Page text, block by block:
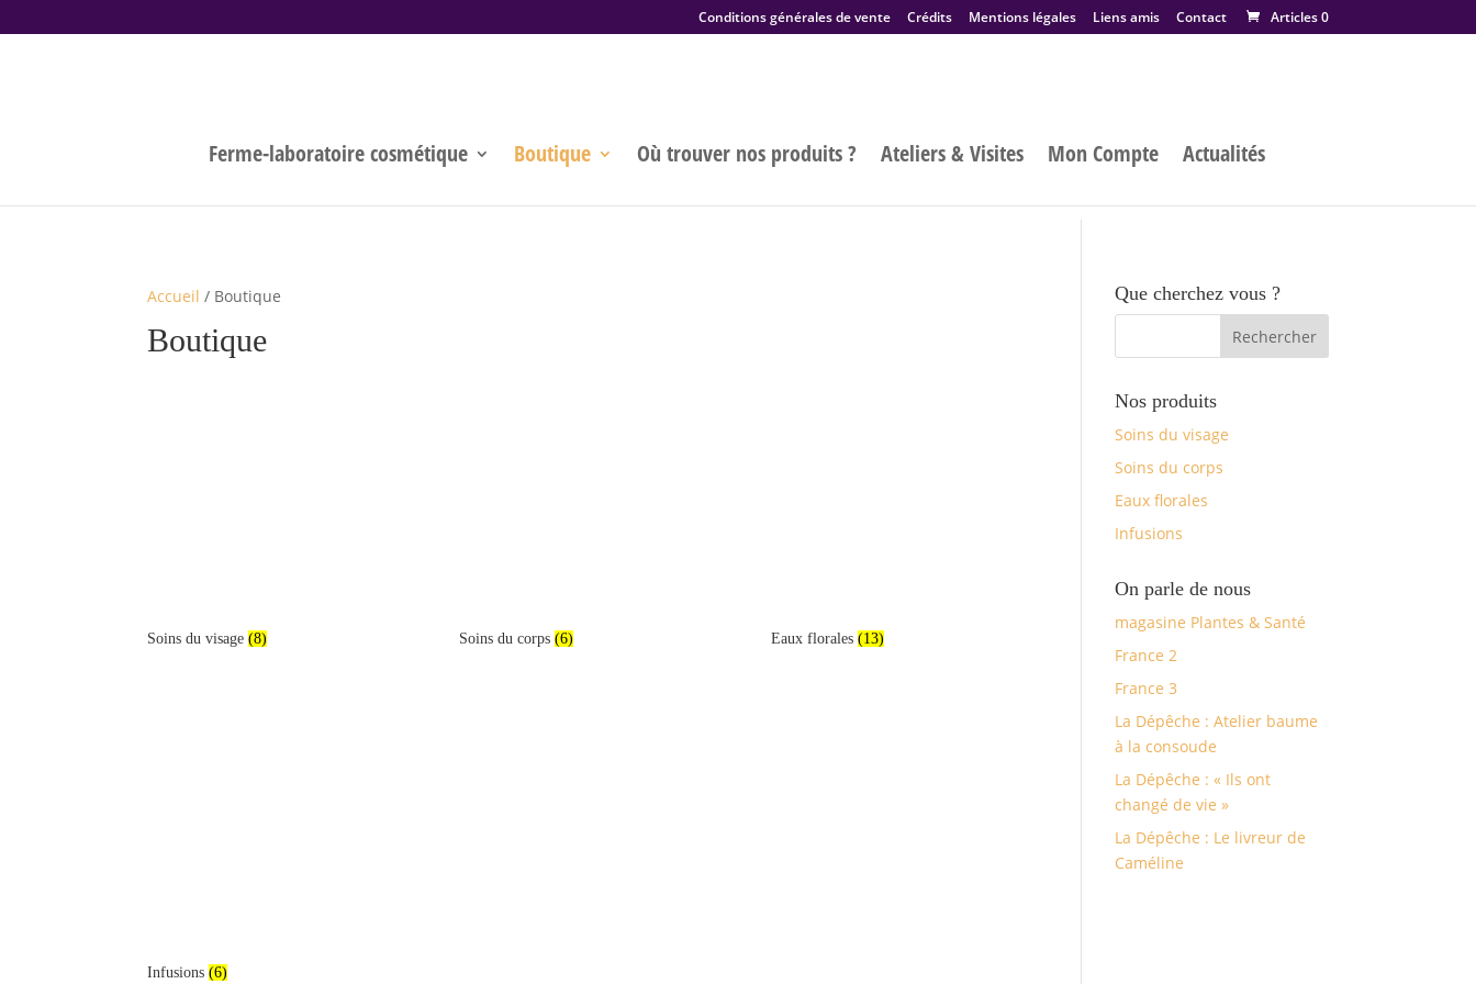
Conditions générales de vente Crédits Mentions légales Liens amis Contact Articles 0
Ferme-laboratoire cosmétique Boutique Où trouver nos produits ? Ateliers & Visites Mon Compte Actualités
Accueil / Boutique
Boutique
Soins du visage(8) Soins du corps (6) Eaux florales (13)
Infusions(6)
Que cherchez vous ?
Nos produits
Soins du visage
Soins du corps
Eaux florales
Infusions
On parle de nous
magasine Plantes & Santé
France 2
France 3
La Dépêche : Atelier baume
à la consoude
La Dépêche : « Ils ont
changé de vie »
La Dépêche : Le livreur de
Caméline